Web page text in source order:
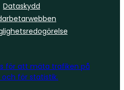
Dataskydd
för att mäta trafiken på
för statistik.